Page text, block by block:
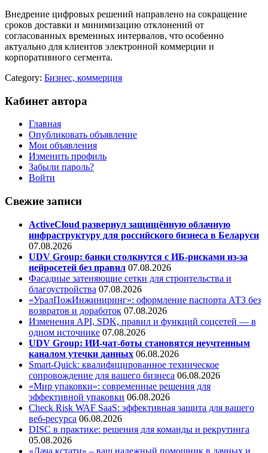
Внедрение цифровых решений направлено на сокращение
сроков доставки и минимизацию отклонений от
согласованных временных интервалов, что особенно
актуально для клиентов электронной коммерции и
корпоративного сегмента.
Category: Бизнес, коммерция
Кабинет автора
Главная
Опубликовать объявление
Мои объявления
Изменить профиль
Забыли пароль?
Войти
Свежие записи
ActiveCloud развернул защищённую облачную
инфраструктуру для российского бизнеса в Беларуси
07.08.2026
UDV Group: банки столкнутся с ИБ-рисками из-за
нейросетей без правил 07.08.2026
Фасадные затеняющие сетки для строительства и
благоустройства 07.08.2026
«УралПожИнжиниринг»: оформление паспорта АТЗ без
возвратов и доработок 07.08.2026
Изменения API, SDK, правил и функций соцсетей — в
одном источнике 07.08.2026
UDV Group: ИИ-чат-боты становятся неучтенным
каналом утечки данных 06.08.2026
Smart-Quick: квалифицированное техническое
сопровождение для вашего бизнеса 06.08.2026
«Мир упаковки»: современные решения для
эффективной упаковки 06.08.2026
Check Risk WAF SaaS: эффективная защита для вашего
веб-ресурса 06.08.2026
DISC в практике: решения для команды и рекрутинга
05.08.2026
«Дача кстати» – ваш надежный помощник в дачных и